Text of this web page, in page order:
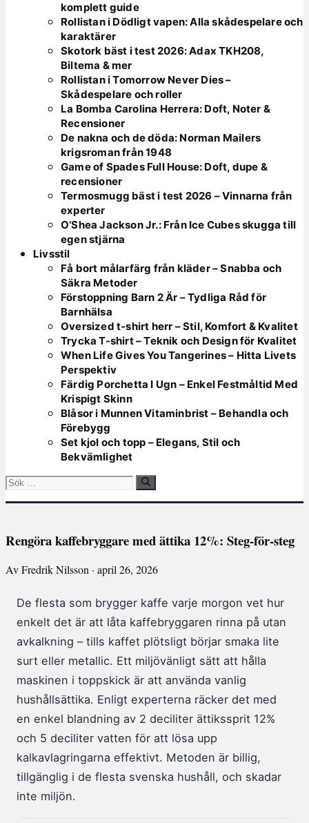
komplett guide
Rollistan i Dödligt vapen: Alla skådespelare och
karaktärer
Skotork bäst i test 2026: Adax TKH208,
Biltema & mer
Rollistan i Tomorrow Never Dies –
Skådespelare och roller
La Bomba Carolina Herrera: Doft, Noter &
Recensioner
De nakna och de döda: Norman Mailers
krigsroman från 1948
Game of Spades Full House: Doft, dupe &
recensioner
Termosmugg bäst i test 2026 – Vinnarna från
experter
O’Shea Jackson Jr.: Från Ice Cubes skugga till
egen stjärna
Livsstil
Få bort målarfärg från kläder – Snabba och
Säkra Metoder
Förstoppning Barn 2 Är – Tydliga Råd för
Barnhälsa
Oversized t-shirt herr – Stil, Komfort & Kvalitet
Trycka T-shirt – Teknik och Design för Kvalitet
When Life Gives You Tangerines – Hitta Livets
Perspektiv
Färdig Porchetta I Ugn – Enkel Festmåltid Med
Krispigt Skinn
Blåsor i Munnen Vitaminbrist – Behandla och
Förebygg
Set kjol och topp – Elegans, Stil och
Bekvämlighet
Sök
Rengöra kaffebryggare med ättika 12%: Steg-för-steg
Av Fredrik Nilsson · april 26, 2026
De flesta som brygger kaffe varje morgon vet hur
enkelt det är att låta kaffebryggaren rinna på utan
avkalkning – tills kaffet plötsligt börjar smaka lite
surt eller metallic. Ett miljövänligt sätt att hålla
maskinen i toppskick är att använda vanlig
hushållsättika. Enligt experterna räcker det med
en enkel blandning av 2 deciliter ättikssprit 12%
och 5 deciliter vatten för att lösa upp
kalkavlagringarna effektivt. Metoden är billig,
tillgänglig i de flesta svenska hushåll, och skadar
inte miljön.